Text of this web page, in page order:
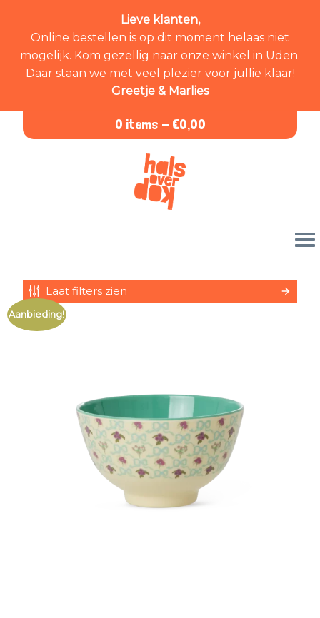
Lieve klanten,
Online bestellen is op dit moment helaas niet
mogelijk. Kom gezellig naar onze winkel in Uden.
Daar staan we met veel plezier voor jullie klaar!
Greetje & Marlies
0 items - €0,00
Laat filters zien
Aanbieding!